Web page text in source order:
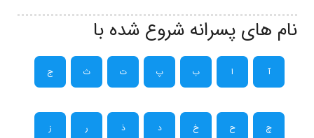
نام های پسرانه شروع شده با
آ ا ب پ ت ث ج
چ ح خ د ذ ر ز